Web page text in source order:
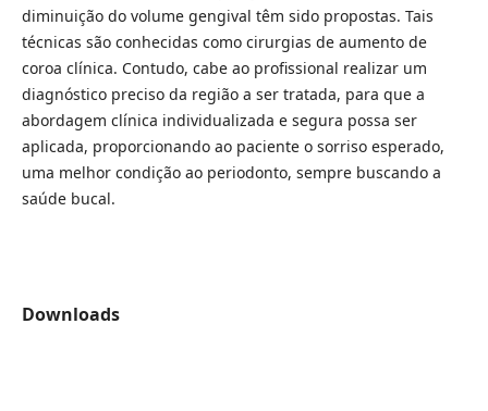
diminuição do volume gengival têm sido propostas. Tais
técnicas são conhecidas como cirurgias de aumento de
coroa clínica. Contudo, cabe ao profissional realizar um
diagnóstico preciso da região a ser tratada, para que a
abordagem clínica individualizada e segura possa ser
aplicada, proporcionando ao paciente o sorriso esperado,
uma melhor condição ao periodonto, sempre buscando a
saúde bucal.
Downloads